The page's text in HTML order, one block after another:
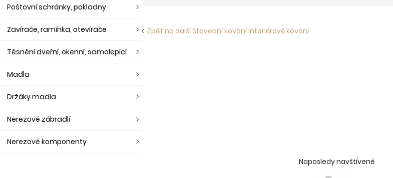
Zpět na další Stavební kování Interiérové kování
Poštovní schránky, pokladny
Zavírače, ramínka, otevírače
Těsnění dveřní, okenní, samolepící
Madla
Držáky madla
Nerezové zábradlí
Nerezové komponenty
Naposledy navštívené